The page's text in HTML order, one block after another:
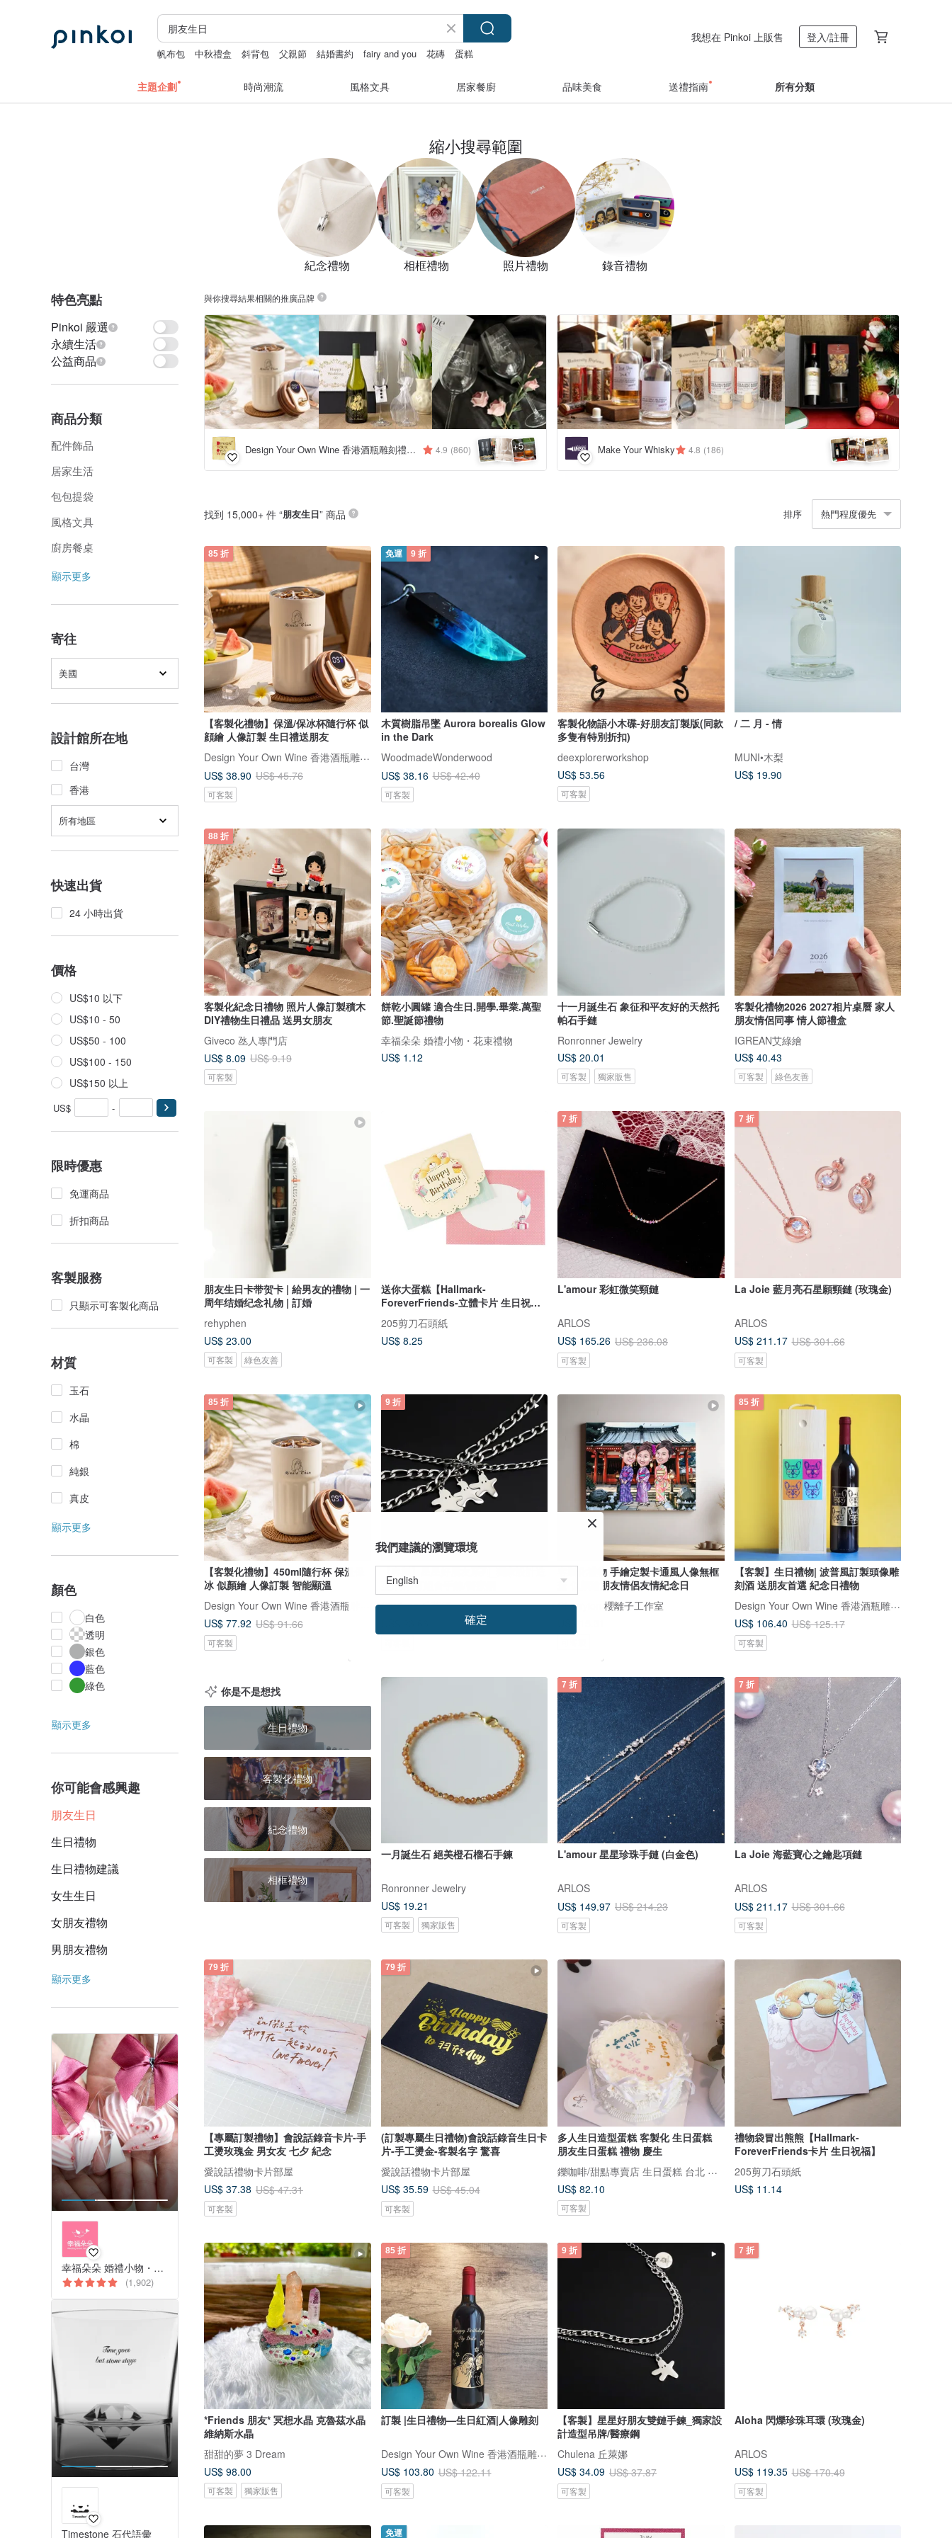
帆布包 中秋禮盒 斜背包 父親節 結婚書約 fairy and you 花磚 蛋糕
我想在 Pinkoi 上販售 登入/註冊
主題企劃 時尚潮流 風格文具 居家餐廚 品味美食 送禮指南 所有分類
縮小搜尋範圍
紀念禮物 相框禮物 照片禮物 錄音禮物
特色亮點
Pinkoi 嚴選
永續生活
公益商品
商品分類
配件飾品
居家生活
包包提袋
風格文具
廚房餐桌
顯示更多
寄往
美國
設計館所在地
台灣
香港
所有地區
快速出貨
24 小時出貨
價格
US$10 以下
US$10 - 50
US$50 - 100
US$100 - 150
US$150 以上
US$ -
限時優惠
免運商品
折扣商品
客製服務
只顯示可客製化商品
材質
玉石
水晶
棉
純銀
真皮
顯示更多
顏色
白色
透明
銀色
藍色
綠色
顯示更多
你可能會感興趣
朋友生日
生日禮物
生日禮物建議
女生生日
女朋友禮物
男朋友禮物
顯示更多
幸福朵朵 婚禮小物・花束禮物
(1,902)
Timestone 石代語彙
與你搜尋結果相關的推廣品牌
Design Your Own Wine 香港酒瓶雕刻禮品專門店 4.9 (860) +5 Make Your Whisky 4.8 (186)
找到 15,000+ 件 “朋友生日” 商品 排序 熱門程度優先
85 折
【客製化禮物】保溫/保冰杯隨行杯 似
顔繪 人像訂製 生日禮送朋友
Design Your Own Wine 香港酒瓶雕刻禮品專門店
US$ 38.90 US$ 45.76
可客製
免運 9 折
木質樹脂吊墜 Aurora borealis Glow
in the Dark
WoodmadeWonderwood
US$ 38.16 US$ 42.40
可客製
客製化物語小木碟-好朋友訂製版(同款
多隻有特別折扣)
deexplorerworkshop
US$ 53.56
可客製
/ 二 月 - 情
MUNI•木梨
US$ 19.90
88 折
客製化紀念日禮物 照片人像訂製積木
DIY禮物生日禮品 送男女朋友
Giveco 氹人專門店
US$ 8.09 US$ 9.19
可客製
餅乾小圓罐 適合生日.開學.畢業.萬聖
節.聖誕節禮物
幸福朵朵 婚禮小物・花束禮物
US$ 1.12
十一月誕生石 象征和平友好的天然托
帕石手鏈
Ronronner Jewelry
US$ 20.01
可客製 獨家販售
客製化禮物2026 2027相片桌曆 家人
朋友情侶同事 情人節禮盒
IGREAN艾綠繪
US$ 40.43
可客製 綠色友善
朋友生日卡带贺卡 | 給男友的禮物 | 一
周年结婚纪念礼物 | 訂婚
rehyphen
US$ 23.00
可客製 綠色友善
送你大蛋糕【Hallmark-
ForeverFriends-立體卡片 生日祝
205剪刀石頭紙
US$ 8.25
7 折
L'amour 彩虹微笑頸鏈
ARLOS
US$ 165.26 US$ 236.08
可客製
7 折
La Joie 藍月亮石星願頸鏈 (玫瑰金)
ARLOS
US$ 211.17 US$ 301.66
可客製
85 折
【客製化禮物】450ml隨行杯 保溫保
冰 似顏繪 人像訂製 智能顯溫
US$ 77.92 US$ 91.66
可客製
9 折
型吊牌/可組合手鍊/醫療鋼
Chulena 丘萊娜
US$ 26.28
客製化禮物 手繪定製卡通風人像無框
畫 似顏繪朋友情侶友情紀念日
Cherryion 櫻離子工作室
85 折
【客製】生日禮物| 波普風訂製頭像雕
刻酒 送朋友首選 紀念日禮物
Design Your Own Wine 香港酒瓶雕刻禮品專門店
US$ 106.40 US$ 125.17
可客製
你是不是想找
生日禮物
客製化禮物
紀念禮物
相框禮物
一月誕生石 絕美橙石榴石手鍊
Ronronner Jewelry
US$ 19.21
可客製 獨家販售
7 折
L'amour 星星珍珠手鏈 (白金色)
ARLOS
US$ 149.97 US$ 214.23
可客製
7 折
La Joie 海藍寶心之鑰匙項鏈
ARLOS
US$ 211.17 US$ 301.66
可客製
79 折
【專屬訂製禮物】會說話錄音卡片-手
工燙玫瑰金 男女友 七夕 紀念
愛說話禮物卡片部屋
US$ 37.38 US$ 47.31
可客製
79 折
(訂製專屬生日禮物)會說話錄音生日卡
片-手工燙金-客製名字 驚喜
愛說話禮物卡片部屋
US$ 35.59 US$ 45.04
可客製
多人生日造型蛋糕 客製化 生日蛋糕
朋友生日蛋糕 禮物 慶生
鑠咖啡/甜點專賣店 生日蛋糕 台北 中山/松山 咖啡課程教學 客製化蛋糕
US$ 82.10
可客製
禮物袋冒出熊熊【Hallmark-
ForeverFriends卡片 生日祝福】
205剪刀石頭紙
US$ 11.14
*Friends 朋友* 冥想水晶 克魯茲水晶
維納斯水晶
甜甜的夢 3 Dream
US$ 98.00
可客製 獨家販售
85 折
訂製 |生日禮物—生日紅酒|人像雕刻
Design Your Own Wine 香港酒瓶雕刻禮品專門店
US$ 103.80 US$ 122.11
可客製
9 折
【客製】星星好朋友雙鏈手鍊_獨家設
計造型吊牌/醫療鋼
Chulena 丘萊娜
US$ 34.09 US$ 37.87
可客製
7 折
Aloha 閃爍珍珠耳環 (玫瑰金)
ARLOS
US$ 119.35 US$ 170.49
可客製
免運
我們建議的瀏覽環境
確定